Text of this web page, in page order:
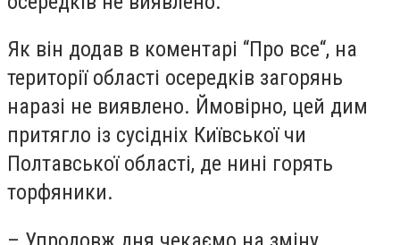
Як він додав в коментарі “Про все“, на
території області осередків загорянь
наразі не виявлено. Ймовірно, цей дим
притягло із сусідніх Київської чи
Полтавської області, де нині горять
торфяники.